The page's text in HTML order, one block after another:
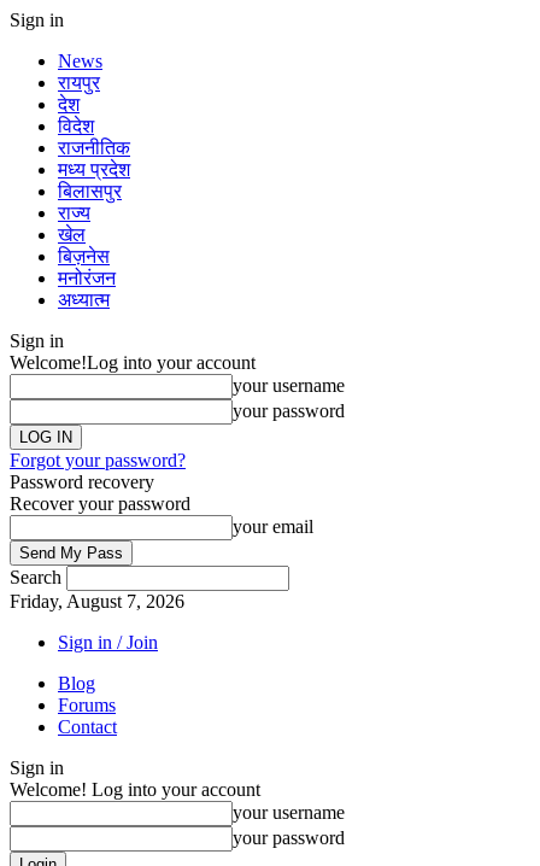
Sign in
News
रायपुर
देश
विदेश
राजनीतिक
मध्य प्रदेश
बिलासपुर
राज्य
खेल
बिज़नेस
मनोरंजन
अध्यात्म
Sign in
Welcome!Log into your account
your username
your password
Forgot your password?
Password recovery
Recover your password
your email
Search
Friday, August 7, 2026
Sign in / Join
Blog
Forums
Contact
Sign in
Welcome! Log into your account
your username
your password